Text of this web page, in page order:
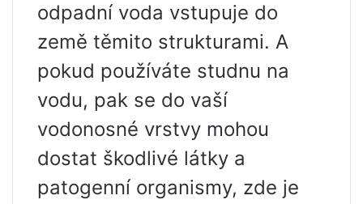
odpadní voda vstupuje do
země těmito strukturami. A
pokud používáte studnu na
vodu, pak se do vaší
vodonosné vrstvy mohou
dostat škodlivé látky a
patogenní organismy, zde je